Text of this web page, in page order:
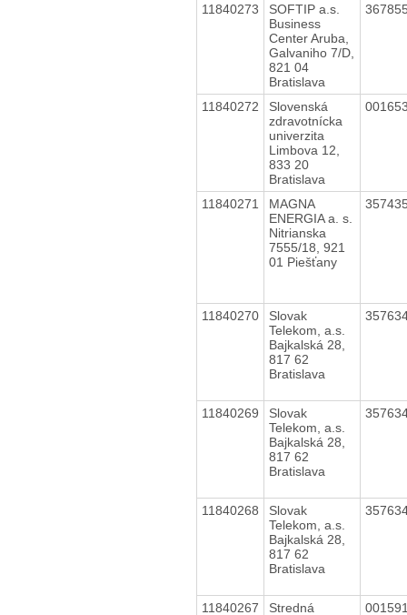
11840273
SOFTIP a.s.
Business
Center Aruba,
Galvaniho 7/D,
821 04
Bratislava
11840272
Slovenská
zdravotnícka
univerzita
Limbova 12,
833 20
Bratislava
11840271
MAGNA
ENERGIA a. s.
Nitrianska
7555/18, 921
01 Piešťany
11840270
Slovak
Telekom, a.s.
Bajkalská 28,
817 62
Bratislava
11840269
Slovak
Telekom, a.s.
Bajkalská 28,
817 62
Bratislava
11840268
Slovak
Telekom, a.s.
Bajkalská 28,
817 62
Bratislava
11840267
Stredná